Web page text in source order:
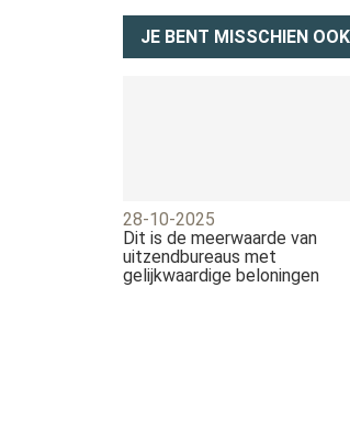
JE BENT MISSCHIEN
28-10-2025
Dit is de meerwaarde van
uitzendbureaus met
gelijkwaardige beloningen